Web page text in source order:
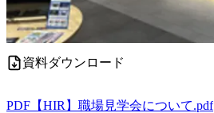
資料ダウンロード
PDF 【HIR】職場見学会について.pdf